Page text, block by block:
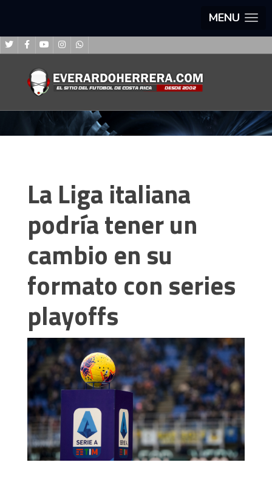
MENU
La Liga italiana
podría tener un
cambio en su
formato con series
playoffs